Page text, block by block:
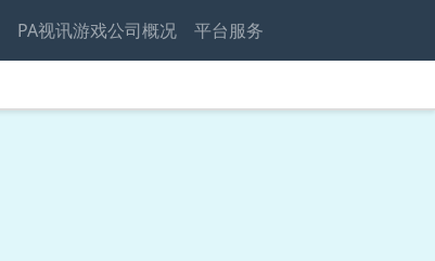
PA视讯游戏公司概况 平台服务